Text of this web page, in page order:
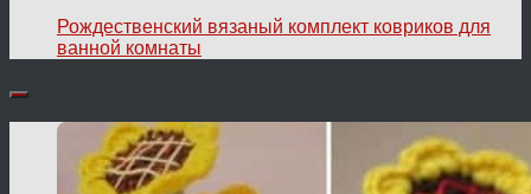
Рождественский вязаный комплект ковриков для
ванной комнаты